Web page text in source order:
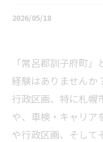
2026/05/18
「常呂郡訓子府町
経験はありませんか
行政区画、特に札幌
や、車検・キャリア
や行政区画、そして